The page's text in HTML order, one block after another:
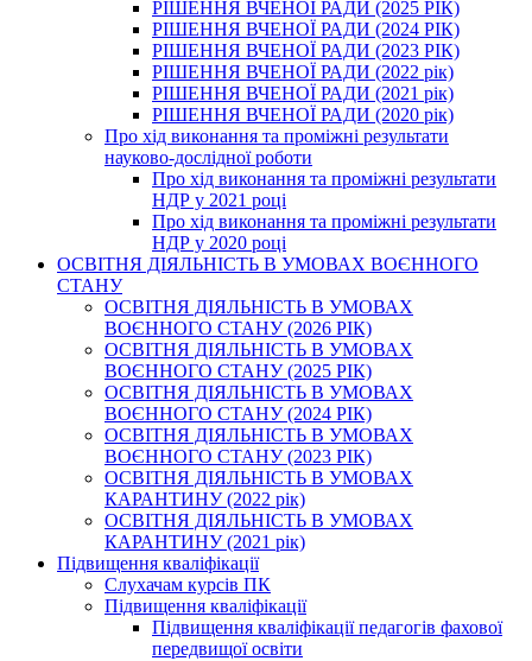
РІШЕННЯ ВЧЕНОЇ РАДИ (2025 РІК)
РІШЕННЯ ВЧЕНОЇ РАДИ (2024 РІК)
РІШЕННЯ ВЧЕНОЇ РАДИ (2023 РІК)
РІШЕННЯ ВЧЕНОЇ РАДИ (2022 рік)
РІШЕННЯ ВЧЕНОЇ РАДИ (2021 рік)
РІШЕННЯ ВЧЕНОЇ РАДИ (2020 рік)
Про хід виконання та проміжні результати
науково-дослідної роботи
Про хід виконання та проміжні результати
НДР у 2021 році
Про хід виконання та проміжні результати
НДР у 2020 році
ОСВІТНЯ ДІЯЛЬНІСТЬ В УМОВАХ ВОЄННОГО
СТАНУ
ОСВІТНЯ ДІЯЛЬНІСТЬ В УМОВАХ
ВОЄННОГО СТАНУ (2026 РІК)
ОСВІТНЯ ДІЯЛЬНІСТЬ В УМОВАХ
ВОЄННОГО СТАНУ (2025 РІК)
ОСВІТНЯ ДІЯЛЬНІСТЬ В УМОВАХ
ВОЄННОГО СТАНУ (2024 РІК)
ОСВІТНЯ ДІЯЛЬНІСТЬ В УМОВАХ
ВОЄННОГО СТАНУ (2023 РІК)
ОСВІТНЯ ДІЯЛЬНІСТЬ В УМОВАХ
КАРАНТИНУ (2022 рік)
ОСВІТНЯ ДІЯЛЬНІСТЬ В УМОВАХ
КАРАНТИНУ (2021 рік)
Підвищення кваліфікації
Слухачам курсів ПК
Підвищення кваліфікації
Підвищення кваліфікації педагогів фахової
передвищої освіти